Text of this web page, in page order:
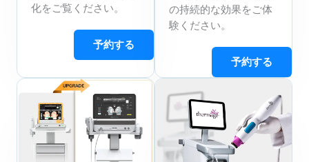
化をご覧ください。
予約する
の持続的な効果をご体
験ください。
予約する